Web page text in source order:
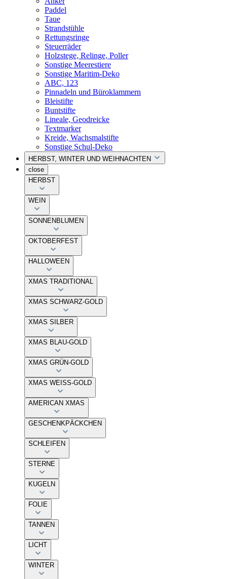
Paddel
Taue
Strandstühle
Rettungsringe
Steuerräder
Holzstege, Relinge, Poller
Sonstige Meerestiere
Sonstige Maritim-Deko
ABC, 123
Pinnadeln und Büroklammern
Bleistifte
Buntstifte
Lineale, Geodreicke
Textmarker
Kreide, Wachsmalstifte
Sonstige Schul-Deko
HERBST, WINTER UND WEIHNACHTEN
close
HERBST
WEIN
SONNENBLUMEN
OKTOBERFEST
HALLOWEEN
XMAS TRADITIONAL
XMAS SCHWARZ-GOLD
XMAS SILBER
XMAS BLAU-GOLD
XMAS GRÜN-GOLD
XMAS WEISS-GOLD
AMERICAN XMAS
GESCHENKPÄCKCHEN
SCHLEIFEN
STERNE
KUGELN
FOLIE
TANNEN
LICHT
WINTER